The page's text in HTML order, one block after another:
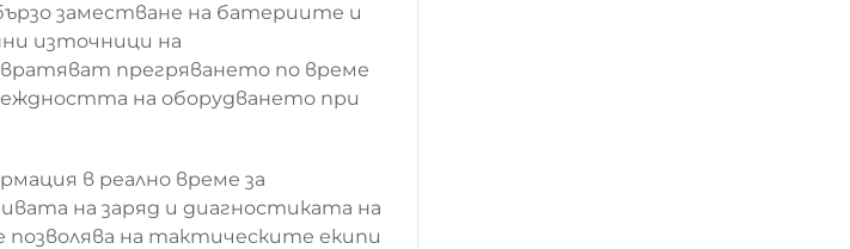
заместване на батериите и
източници на
прегряването по време
на оборудването при
в реално време за
на заряд и диагностиката на
на тактическите екипи